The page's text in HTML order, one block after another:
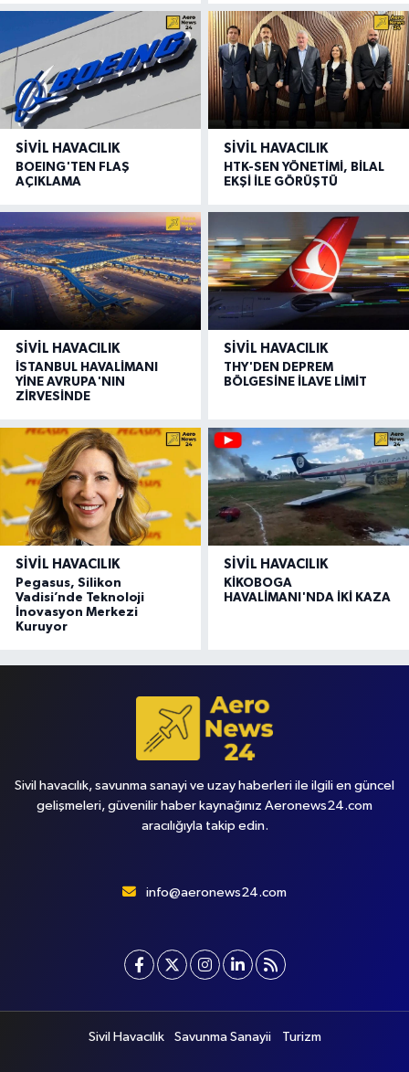
SIVIL HAVACILIK
BOEING'TEN FLAŞ
AÇIKLAMA
SIVIL HAVACILIK
HTK-SEN YÖNETİMİ, BİLAL
EKŞİ İLE GÖRÜŞTÜ
SIVIL HAVACILIK
İSTANBUL HAVALİMANI
YİNE AVRUPA'NIN
ZİRVESİNDE
SIVIL HAVACILIK
THY'DEN DEPREM
BÖLGESİNE İLAVE LİMİT
SIVIL HAVACILIK
Pegasus, Silikon
Vadisi’nde Teknoloji
İnovasyon Merkezi
Kuruyor
SIVIL HAVACILIK
KİKOBOGA
HAVALİMANI'NDA İKİ KAZA
Sivil havacılık, savunma sanayi ve uzay haberleri ile ilgili en güncel
gelişmeleri, güvenilir haber kaynağınız Aeronews24.com
aracılığıyla takip edin.
info@aeronews24.com
Sivil Havacılık Savunma Sanayii Turizm